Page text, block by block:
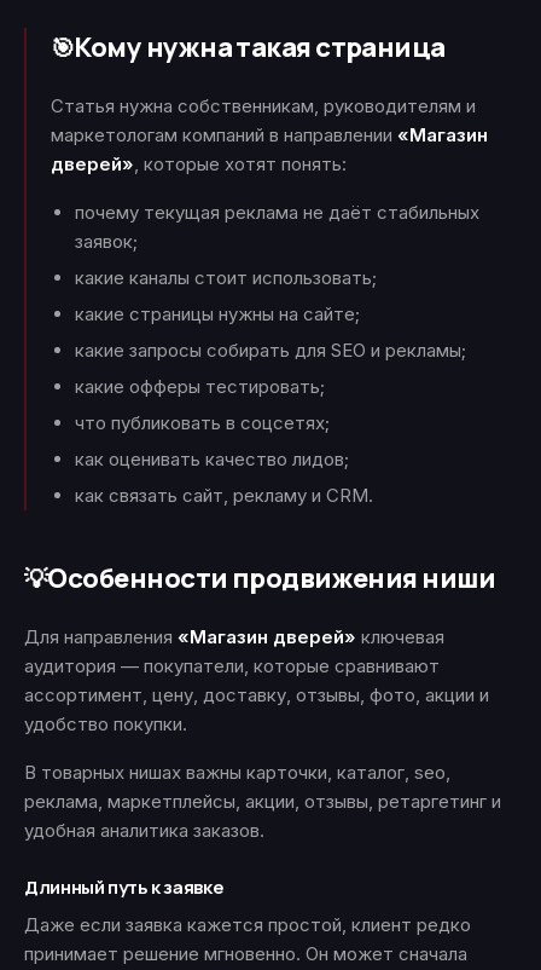
🎯Кому нужна такая страница
Статья нужна собственникам, руководителям и
маркетологам компаний в направлении «Магазин
дверей», которые хотят понять:
почему текущая реклама не даёт стабильных
заявок;
какие каналы стоит использовать;
какие страницы нужны на сайте;
какие запросы собирать для SEO и рекламы;
какие офферы тестировать;
что публиковать в соцсетях;
как оценивать качество лидов;
как связать сайт, рекламу и CRM.
💡Особенности продвижения ниши
Для направления «Магазин дверей» ключевая
аудитория — покупатели, которые сравнивают
ассортимент, цену, доставку, отзывы, фото, акции и
удобство покупки.
В товарных нишах важны карточки, каталог, seo,
реклама, маркетплейсы, акции, отзывы, ретаргетинг и
удобная аналитика заказов.
Длинный путь к заявке
Даже если заявка кажется простой, клиент редко
принимает решение мгновенно. Он может сначала